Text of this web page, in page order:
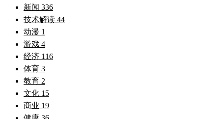
新闻 336
技术解读 44
动漫 1
游戏 4
经济 116
体育 3
教育 2
文化 15
商业 19